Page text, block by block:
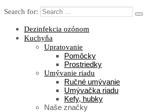
Search for:
Dezinfekcia ozónom
Kuchyňa
Upratovanie
Pomôcky
Prostriedky
Umývanie riadu
Ručné umývanie
Umývačka riadu
Kefy, hubky
Naše značky